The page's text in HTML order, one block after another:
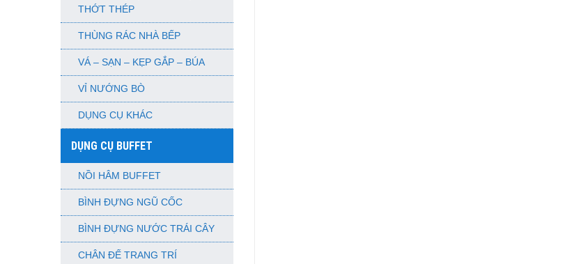
THỚT THÉP
THÙNG RÁC NHÀ BẾP
VÁ – SẠN – KẸP GẮP – BÚA
VỈ NƯỚNG BÒ
DỤNG CỤ KHÁC
DỤNG CỤ BUFFET
NỒI HÂM BUFFET
BÌNH ĐỰNG NGŨ CỐC
BÌNH ĐỰNG NƯỚC TRÁI CÂY
CHÂN ĐẾ TRANG TRÍ